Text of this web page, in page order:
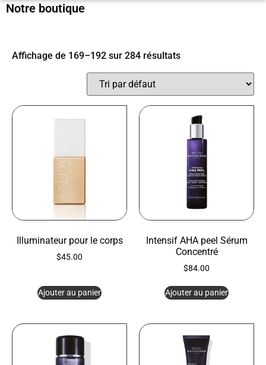
Notre boutique
Affichage de 169–192 sur 284 résultats
Illuminateur pour le corps
$45.00
Ajouter au panier
Intensif AHA peel Sérum
Concentré
$84.00
Ajouter au panier